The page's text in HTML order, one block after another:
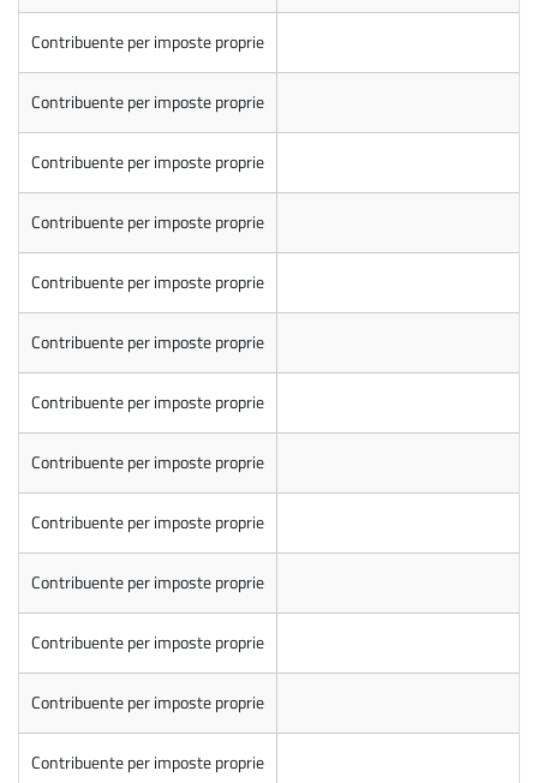
Contribuente per imposte proprie
Contribuente per imposte proprie
Contribuente per imposte proprie
Contribuente per imposte proprie
Contribuente per imposte proprie
Contribuente per imposte proprie
Contribuente per imposte proprie
Contribuente per imposte proprie
Contribuente per imposte proprie
Contribuente per imposte proprie
Contribuente per imposte proprie
Contribuente per imposte proprie
Contribuente per imposte proprie